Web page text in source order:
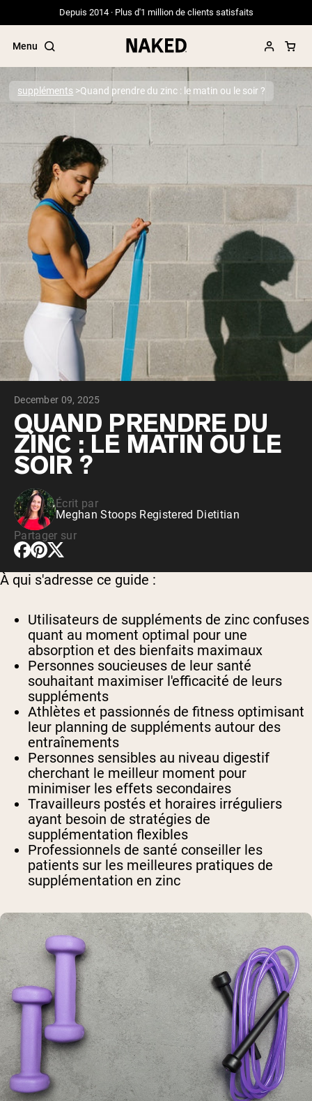
Depuis 2014 · Plus d'1 million de clients satisfaits
Menu
Termes de recherche populaires
”Protein Powder“
”Overnight Oats“
”Vegan protein“
”Collagen“
”Micellar Casein“
PROTÉINES EN POUDRE Meilleure Vente
Protéine de pois
Protéine de Whey en Poudre
Peptides de collagène
Whey au chocolat issu de vaches
nourries à l'herbe
Whey de lait de vache nourrie à l'herbe à
la vanille
Whey de vache nourrie à l'herbe
Shop All Protéines En Poudre
PROTÉINES VÉGANESMeilleure Vente
Protéine de pois
suppléments Quand prendre du zinc : le matin ou le soir ?
December 09, 2025
QUAND PRENDRE DU
ZINC : LE MATIN OU LE
SOIR ?
Écrit par
Meghan Stoops Registered Dietitian
Partager sur
À qui s'adresse ce guide :
Utilisateurs de suppléments de zinc confuses
quant au moment optimal pour une
absorption et des bienfaits maximaux
Personnes soucieuses de leur santé
souhaitant maximiser l'efficacité de leurs
suppléments
Athlètes et passionnés de fitness optimisant
leur planning de suppléments autour des
entraînements
Personnes sensibles au niveau digestif
cherchant le meilleur moment pour
minimiser les effets secondaires
Travailleurs postés et horaires irréguliers
ayant besoin de stratégies de
supplémentation flexibles
Professionnels de santé conseiller les
patients sur les meilleures pratiques de
supplémentation en zinc